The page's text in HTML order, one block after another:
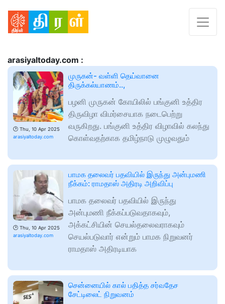
arasiyaltoday.com :
🕑 Thu, 10 Apr 2025
arasiyaltoday.com
முருகன்- வள்ளி தெய்வானை
திருக்கல்யாணம்..,
பழனி முருகன் கோயிலில் பங்குனி உத்திர
திருவிழா விமர்சையாக நடைபெற்று
வருகிறது. பங்குனி உத்திர விழாவில் கலந்து
கொள்வதற்காக தமிழ்நாடு முழுவதும்
🕑 Thu, 10 Apr 2025
arasiyaltoday.com
பாமக தலைவர் பதவியில் இருந்து அன்புமணி
நீக்கம்: ராமதாஸ் அதிரடி அறிவிப்பு
பாமக தலைவர் பதவியில் இருந்து
அன்புமணி நீக்கப்படுவதாகவும்,
அக்கட்சியின் செயல்தலைவராகவும்
செயல்படுவார் என்றும் பாமக நிறுவனர்
ராமதாஸ் அதிரடியாக
சென்னையில் கால் பதித்த சர்வதேச
சேட்டிலைட் நிறுவனம்